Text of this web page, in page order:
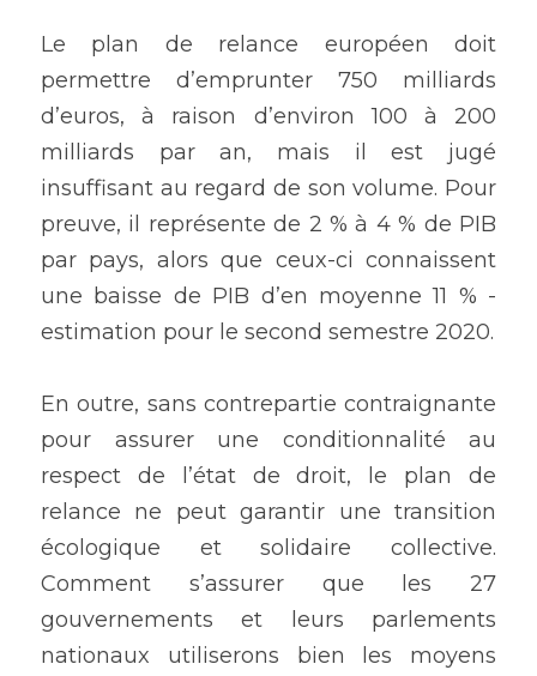
Le plan de relance européen doit
permettre d’emprunter 750 milliards
d’euros, à raison d’environ 100 à 200
milliards par an, mais il est jugé
insuffisant au regard de son volume. Pour
preuve, il représente de 2 % à 4 % de PIB
par pays, alors que ceux-ci connaissent
une baisse de PIB d’en moyenne 11 % -
estimation pour le second semestre 2020.
En outre, sans contrepartie contraignante
pour assurer une conditionnalité au
respect de l’état de droit, le plan de
relance ne peut garantir une transition
écologique et solidaire collective.
Comment s’assurer que les 27
gouvernements et leurs parlements
nationaux utiliserons bien les moyens